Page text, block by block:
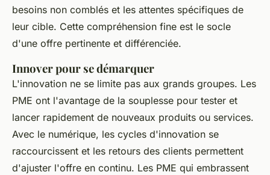
besoins non comblés et les attentes spécifiques de
leur cible. Cette compréhension fine est le socle
d'une offre pertinente et différenciée.
Innover pour se démarquer
L'innovation ne se limite pas aux grands groupes. Les
PME ont l'avantage de la souplesse pour tester et
lancer rapidement de nouveaux produits ou services.
Avec le numérique, les cycles d'innovation se
raccourcissent et les retours des clients permettent
d'ajuster l'offre en continu. Les PME qui embrassent